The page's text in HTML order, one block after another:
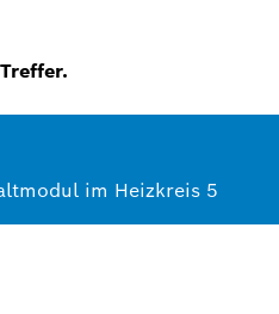
Treffer.
im Heizkreis 5